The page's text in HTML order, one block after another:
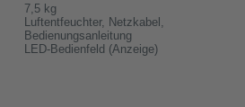
7,5 kg
Luftentfeuchter, Netzkabel,
Bedienungsanleitung
LED-Bedienfeld (Anzeige)